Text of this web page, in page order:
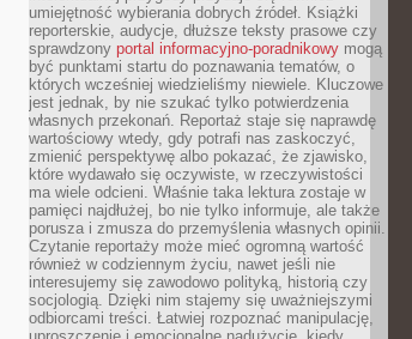
umiejętność wybierania dobrych źródeł. Książki
reporterskie, audycje, dłuższe teksty prasowe czy
sprawdzony portal informacyjno-poradnikowy mogą
być punktami startu do poznawania tematów, o
których wcześniej wiedzieliśmy niewiele. Kluczowe
jest jednak, by nie szukać tylko potwierdzenia
własnych przekonań. Reportaż staje się naprawdę
wartościowy wtedy, gdy potrafi nas zaskoczyć,
zmienić perspektywę albo pokazać, że zjawisko,
które wydawało się oczywiste, w rzeczywistości
ma wiele odcieni. Właśnie taka lektura zostaje w
pamięci najdłużej, bo nie tylko informuje, ale także
porusza i zmusza do przemyślenia własnych opinii.
Czytanie reportaży może mieć ogromną wartość
również w codziennym życiu, nawet jeśli nie
interesujemy się zawodowo polityką, historią czy
socjologią. Dzięki nim stajemy się uważniejszymi
odbiorcami treści. Łatwiej rozpoznać manipulację,